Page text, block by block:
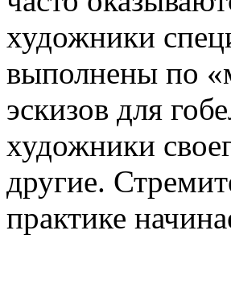
художники
выполнены по
эскизов для
художники
другие.
практике